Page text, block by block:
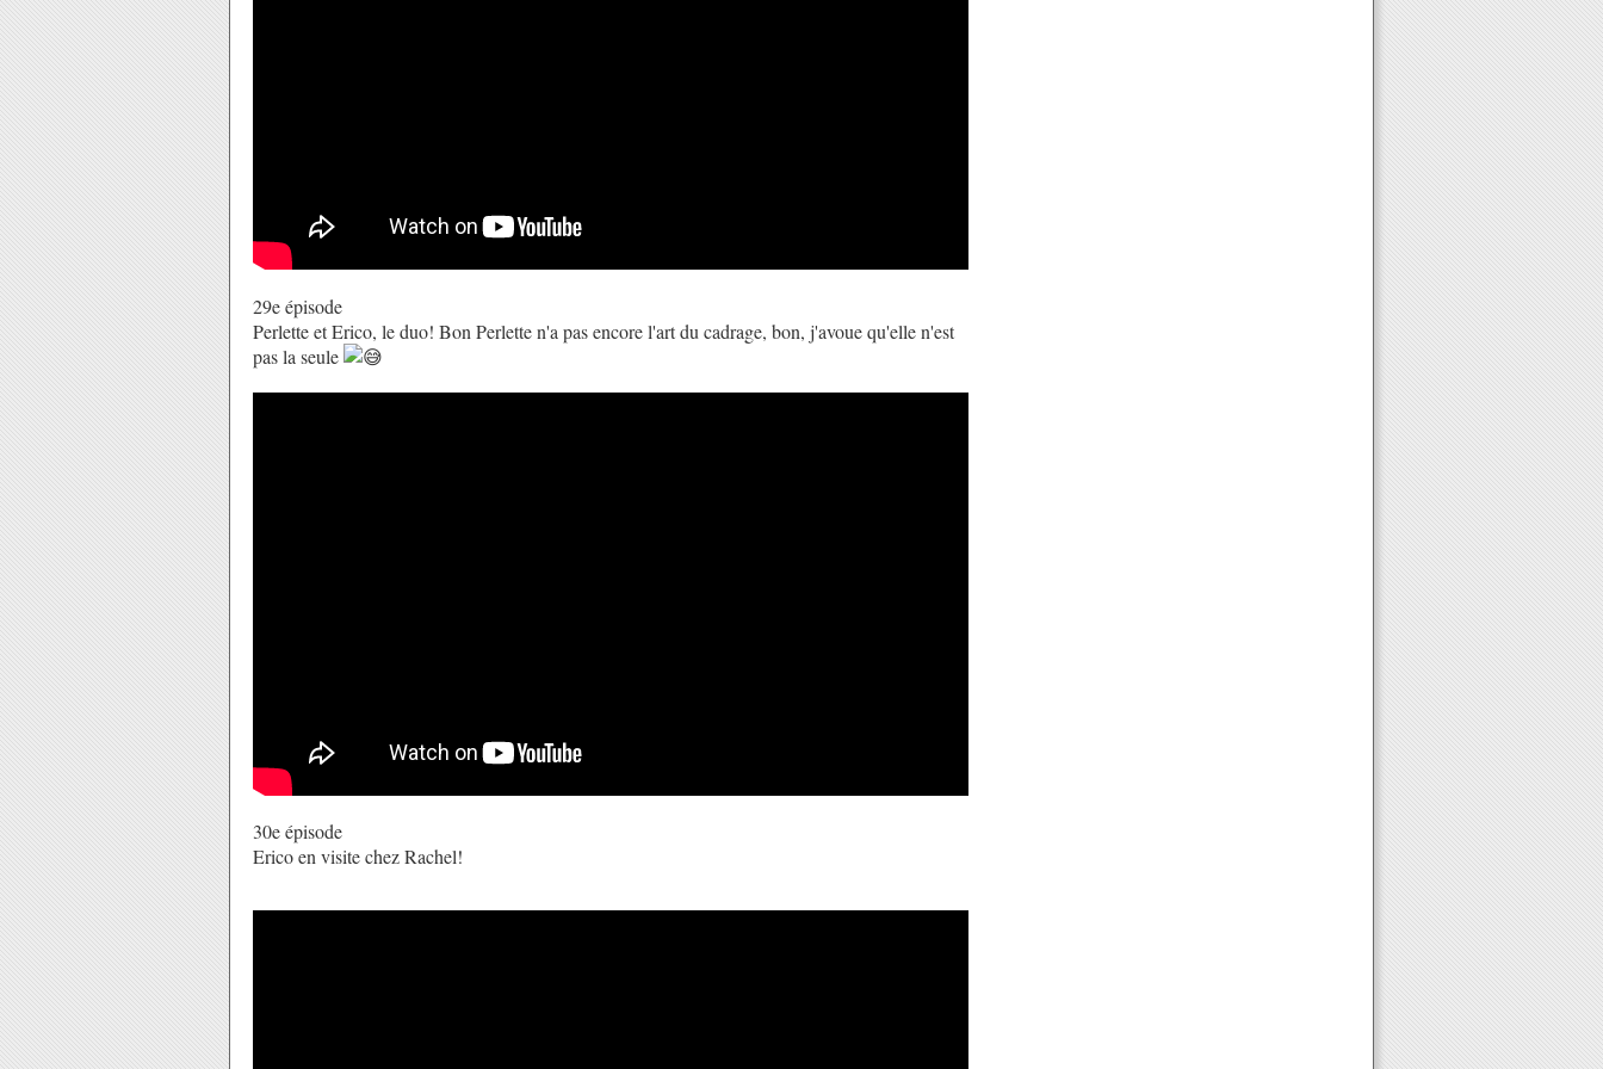
29e épisode
Perlette et Erico, le duo! Bon Perlette n'a pas encore l'art du cadrage, bon, j'avoue qu'elle n'est
pas la seule
30e épisode
Erico en visite chez Rachel!